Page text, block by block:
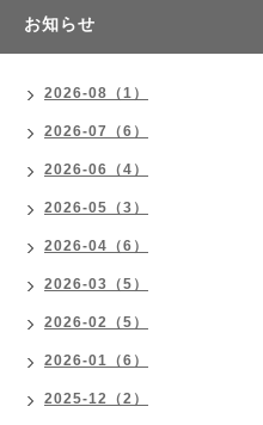
お知らせ
2026-08（1）
2026-07（6）
2026-06（4）
2026-05（3）
2026-04（6）
2026-03（5）
2026-02（5）
2026-01（6）
2025-12（2）